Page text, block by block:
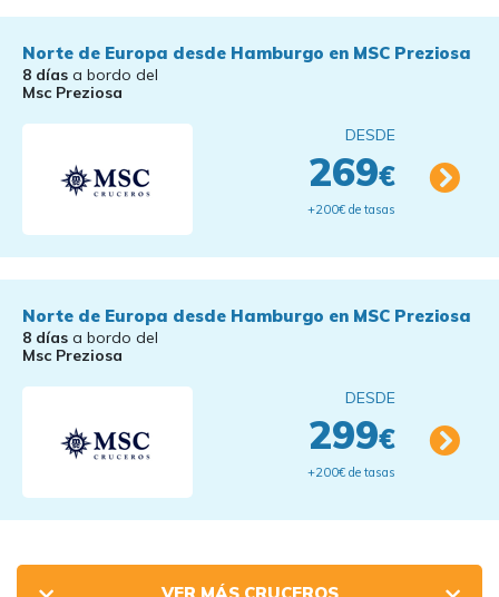
Norte de Europa desde Hamburgo en MSC Preziosa
8 días a bordo del
Msc Preziosa
DESDE
269€
+200€ de tasas
Norte de Europa desde Hamburgo en MSC Preziosa
8 días a bordo del
Msc Preziosa
DESDE
299€
+200€ de tasas